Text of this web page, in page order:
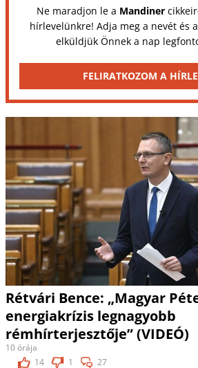
Ne maradjon le a Mandiner
hírlevelünkre! Adja meg a nevét és
elküldjük Önnek a nap
FELIRATKOZOM A
Rétvári Bence: „Magyar
energiakrízis legnagyobb
rémhírterjesztője” (VIDEÓ)
10 órája
14
1 27